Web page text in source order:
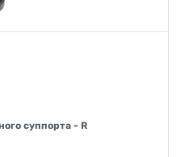
суппорта - R